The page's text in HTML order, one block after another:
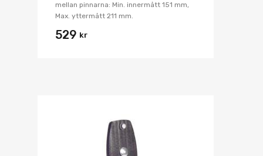
mellan pinnarna: Min. innermått 151 mm,
Max. yttermått 211 mm.
529 kr